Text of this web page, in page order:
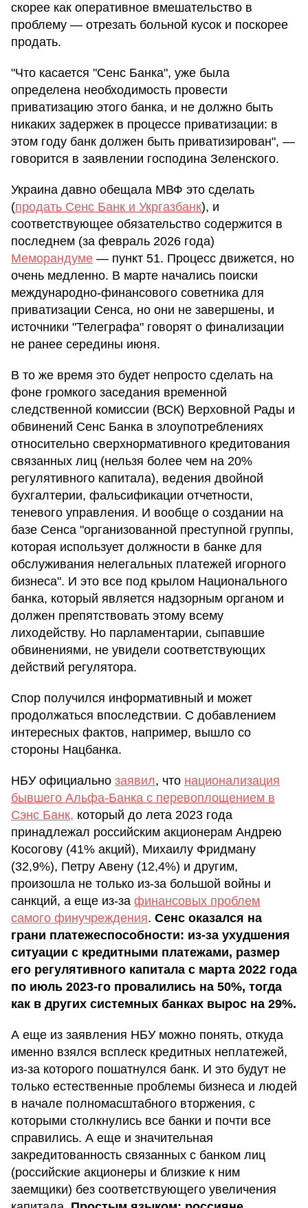
скорее как оперативное вмешательство в
проблему — отрезать больной кусок и поскорее
продать.
"Что касается "Сенс Банка", уже была
определена необходимость провести
приватизацию этого банка, и не должно быть
никаких задержек в процессе приватизации: в
этом году банк должен быть приватизирован", —
говорится в заявлении господина Зеленского.
Украина давно обещала МВФ это сделать
(продать Сенс Банк и Укргазбанк), и
соответствующее обязательство содержится в
последнем (за февраль 2026 года)
Меморандуме — пункт 51. Процесс движется, но
очень медленно. В марте начались поиски
международно-финансового советника для
приватизации Сенса, но они не завершены, и
источники "Телеграфа" говорят о финализации
не ранее середины июня.
В то же время это будет непросто сделать на
фоне громкого заседания временной
следственной комиссии (ВСК) Верховной Рады и
обвинений Сенс Банка в злоупотреблениях
относительно сверхнормативного кредитования
связанных лиц (нельзя более чем на 20%
регулятивного капитала), ведения двойной
бухгалтерии, фальсификации отчетности,
теневого управления. И вообще о создании на
базе Сенса "организованной преступной группы,
которая использует должности в банке для
обслуживания нелегальных платежей игорного
бизнеса". И это все под крылом Национального
банка, который является надзорным органом и
должен препятствовать этому всему
лиходейству. Но парламентарии, сыпавшие
обвинениями, не увидели соответствующих
действий регулятора.
Спор получился информативный и может
продолжаться впоследствии. С добавлением
интересных фактов, например, вышло со
стороны Нацбанка.
НБУ официально заявил, что национализация
бывшего Альфа-Банка с перевоплощением в
Сэнс Банк, который до лета 2023 года
принадлежал российским акционерам Андрею
Косогову (41% акций), Михаилу Фридману
(32,9%), Петру Авену (12,4%) и другим,
произошла не только из-за большой войны и
санкций, а еще из-за финансовых проблем
самого финучреждения. Сенс оказался на
грани платежеспособности: из-за ухудшения
ситуации с кредитными платежами, размер
его регулятивного капитала с марта 2022 года
по июль 2023-го провалились на 50%, тогда
как в других системных банках вырос на 29%.
А еще из заявления НБУ можно понять, откуда
именно взялся всплеск кредитных неплатежей,
из-за которого пошатнулся банк. И это будут не
только естественные проблемы бизнеса и людей
в начале полномасштабного вторжения, с
которыми столкнулись все банки и почти все
справились. А еще и значительная
закредитованность связанных с банком лиц
(российские акционеры и близкие к ним
заемщики) без соответствующего увеличения